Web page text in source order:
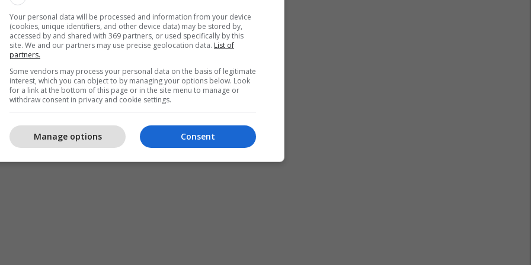
Gjilan Policia E Kosovës
Your personal data will be processed and information from your device
(cookies, unique identifiers, and other device data) may be stored by,
accessed by and shared with 369 partners, or used specifically by this
site. We and our partners may use precise geolocation data. List of
partners.
Some vendors may process your personal data on the basis of legitimate
interest, which you can object to by managing your options below. Look
for a link at the bottom of this page or in the site menu to manage or
withdraw consent in privacy and cookie settings.
Consent
Manage options